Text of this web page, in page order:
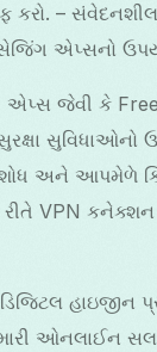
કરો. –
એપ્સનો
એપ્સ જેવી કે
શોધ અને આપમેળે
VPN કનેક્શન
હાઇજીન
ઓનલાઈન